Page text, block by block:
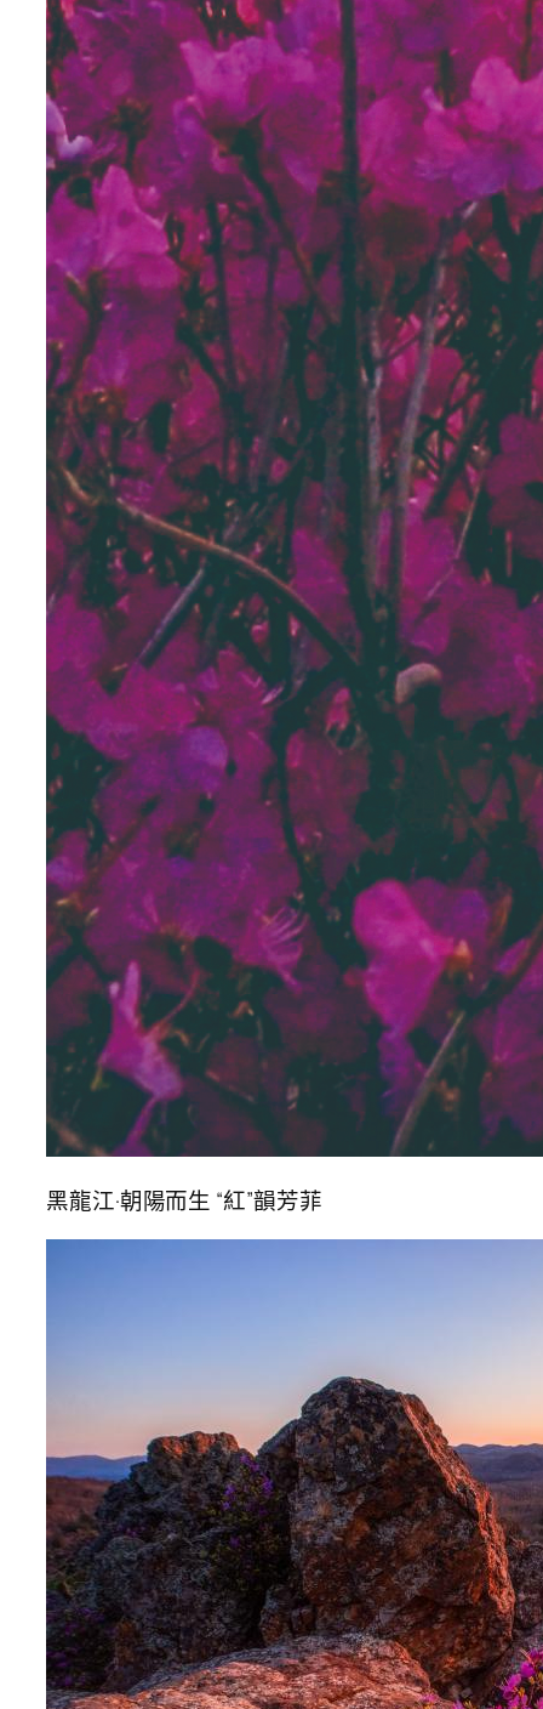
黑龍江·朝陽而生 “紅”韻芳菲